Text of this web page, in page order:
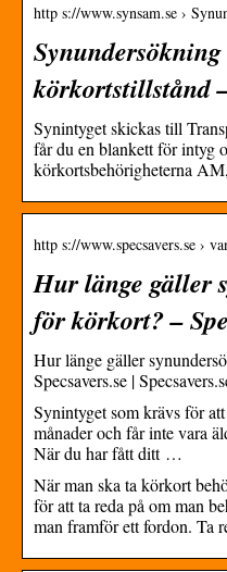
http s://www.synsam.se ›
körkortstillstånd
Synintyget skickas till
får du en blankett för intyg
körkortsbehörigheterna
http s://www.specsavers.se ›
Hur länge gäller
för körkort? –
Hur länge gäller
Specsavers.se |
Synintyget som krävs för
månader och får inte vara
När du har fått ditt …
När man ska ta körkort
för att ta reda på om man
man framför ett fordon. Ta